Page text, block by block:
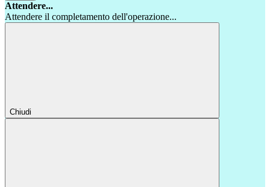
Attendere...
Attendere il completamento dell'operazione...
Chiudi